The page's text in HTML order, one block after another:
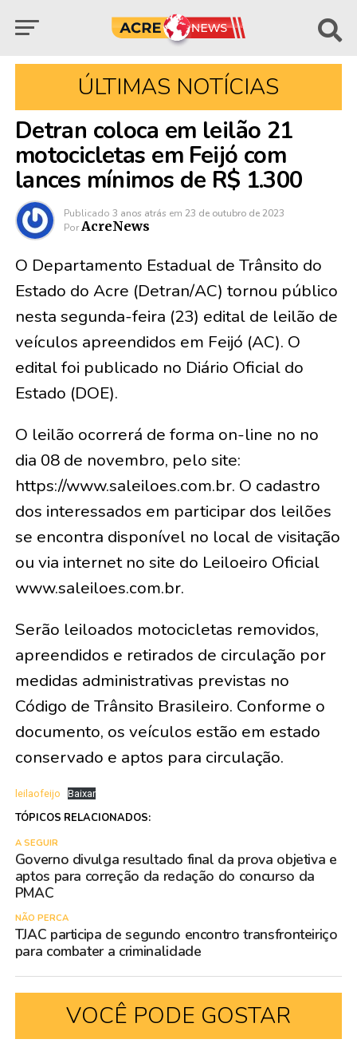
ÚLTIMAS NOTÍCIAS
Detran coloca em leilão 21
motocicletas em Feijó com
lances mínimos de R$ 1.300
Publicado 3 anos atrás em 23 de outubro de 2023
Por AcreNews
O Departamento Estadual de Trânsito do
Estado do Acre (Detran/AC) tornou público
nesta segunda-feira (23) edital de leilão de
veículos apreendidos em Feijó (AC). O
edital foi publicado no Diário Oficial do
Estado (DOE).
O leilão ocorrerá de forma on-line no no
dia 08 de novembro, pelo site:
https://www.saleiloes.com.br. O cadastro
dos interessados em participar dos leilões
se encontra disponível no local de visitação
ou via internet no site do Leiloeiro Oficial
www.saleiloes.com.br.
Serão leiloados motocicletas removidos,
apreendidos e retirados de circulação por
medidas administrativas previstas no
Código de Trânsito Brasileiro. Conforme o
documento, os veículos estão em estado
conservado e aptos para circulação.
leilaofeijo Baixar
TÓPICOS RELACIONADOS:
A SEGUIR
Governo divulga resultado final da prova objetiva e
aptos para correção da redação do concurso da
PMAC
NÃO PERCA
TJAC participa de segundo encontro transfronteiriço
para combater a criminalidade
VOCÊ PODE GOSTAR